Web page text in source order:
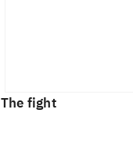
The fight